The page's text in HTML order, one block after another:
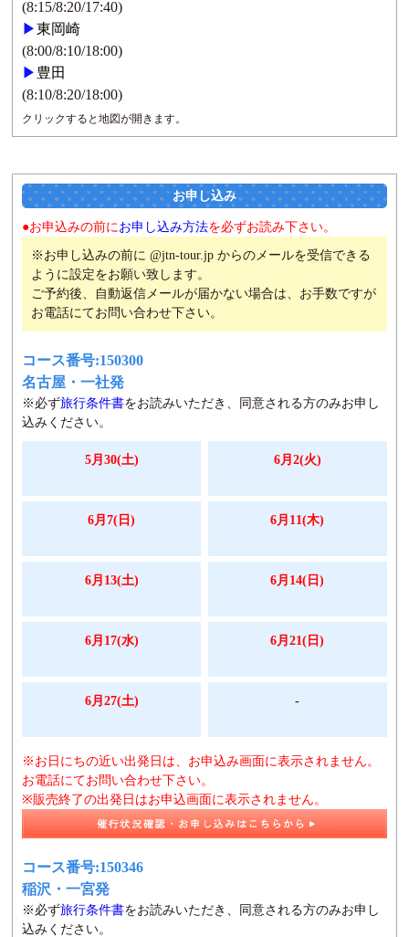
(8:15/8:20/17:40)
▶東岡崎
(8:00/8:10/18:00)
▶ 豊田
(8:10/8:20/18:00)
クリックすると地図が開きます。
お申し込み
●お申込みの前に お申し込み方法を必ずお読み下さい。
※お申し込みの前に @jtn-tour.jp からのメールを受信できる
ように設定をお願い致します。
ご予約後、自動返信メールが届かない場合は、お手数ですが
お電話にてお問い合わせ下さい。
コース番号:150300
名古屋・一社発
※必ず旅行条件書をお読みいただき、同意される方のみお申し
込みください。
5月30(土) 6月2(火)
6月7(日) 6月11(木)
6月13(土) 6月14(日)
6月17(水) 6月21(日)
6月27(土) -
※お日にちの近い出発日は、お申込み画面に表示されません。
お電話にてお問い合わせ下さい。
※販売終了の出発日はお申込画面に表示されません。
コース番号:150346
稲沢・一宮発
※必ず旅行条件書をお読みいただき、同意される方のみお申し
込みください。